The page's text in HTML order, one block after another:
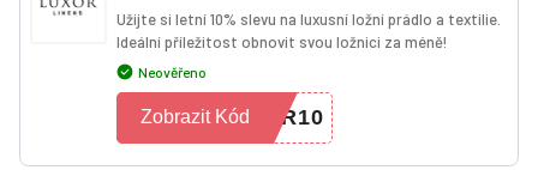
Užijte si letní 10% slevu na luxusní ložní prádlo a textilie.
Ideální příležitost obnovit svou ložnici za méně!
Neověřeno
ER10
Zobrazit Kód